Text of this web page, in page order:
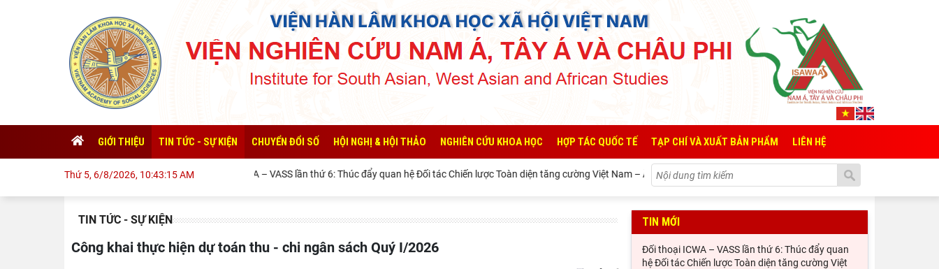
GIỚI THIỆU TIN TỨC - SỰ KIỆN CHUYỂN ĐỔI SỐ HỘI NGHỊ & HỘI THẢO NGHIÊN CỨU KHOA HỌC HỢP TÁC QUỐC TẾ TẠP CHÍ VÀ XUẤT BẢN PHẨM LIÊN HỆ
Thứ 5, 6/8/2026, 10:43:16 AMĐối thoại ICWA – VASS lần thứ 6: Thúc đẩy quan hệ Đối tác Chiến lược Toàn diện tăng cường Việt Nam – Ấn Độ Từ Chính sách "Hướng Nam mới" và "Hành động
TIN TỨC - SỰ KIỆN
Công khai thực hiện dự toán thu - chi ngân sách Quý I/2026
TIN MỚI
Đối thoại ICWA – VASS lần thứ 6: Thúc đẩy quan
hệ Đối tác Chiến lược Toàn diện tăng cường Việt